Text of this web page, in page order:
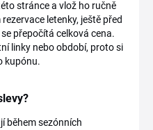
stránce a vlož ho ručně
letenky, ještě před
přepočítá celková cena.
linky nebo období, proto si
kupónu.
během sezónních